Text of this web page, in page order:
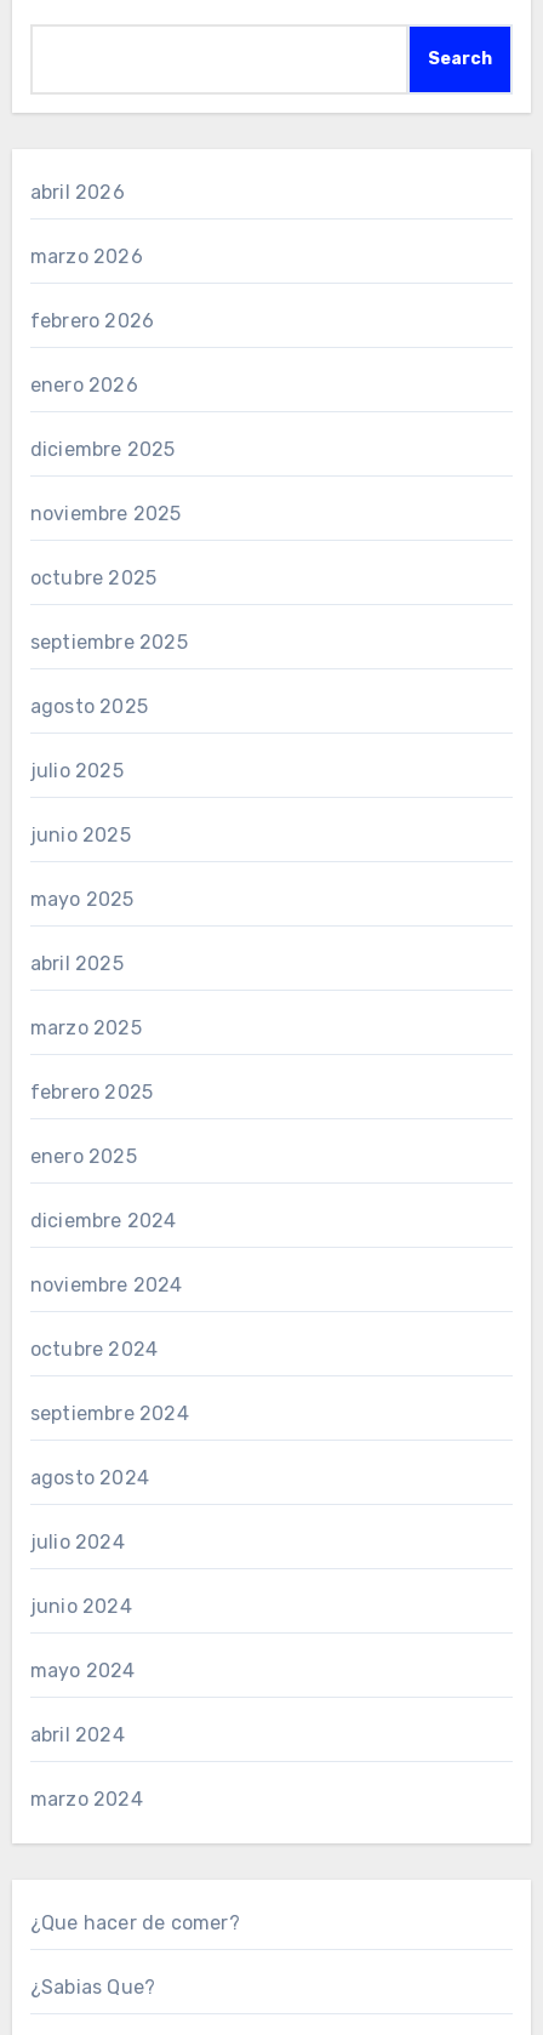
Search
abril 2026
marzo 2026
febrero 2026
enero 2026
diciembre 2025
noviembre 2025
octubre 2025
septiembre 2025
agosto 2025
julio 2025
junio 2025
mayo 2025
abril 2025
marzo 2025
febrero 2025
enero 2025
diciembre 2024
noviembre 2024
octubre 2024
septiembre 2024
agosto 2024
julio 2024
junio 2024
mayo 2024
abril 2024
marzo 2024
¿Que hacer de comer?
¿Sabias Que?